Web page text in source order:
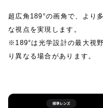
超広角189°の画角で、より
な視点を実現します。
※189°は光学設計の最大視
り異なる場合があります。